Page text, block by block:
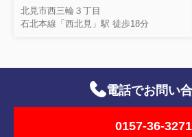
北見市西三輪３丁目
石北本線「西北見」駅 徒歩18分
電話でお問い
0157-36-3271